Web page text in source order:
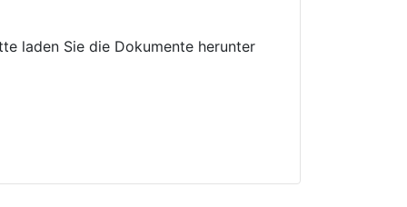
laden Sie die Dokumente herunter